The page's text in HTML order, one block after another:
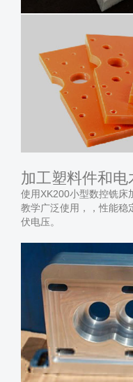
加工塑料件和电
使用XK200小型数控铣床
教学广泛使用，，性能稳
伏电压。